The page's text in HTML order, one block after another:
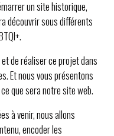
un site historique,
découvrir sous différents
de réaliser ce projet dans
Et nous vous présentons
que sera notre site web.
à venir, nous allons
encoder les